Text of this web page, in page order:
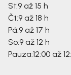
St:9 až 15 h
Čt:9 až 18 h
Pá:9 až 17 h
So:9 až 12 h
Pauza:12:00 až